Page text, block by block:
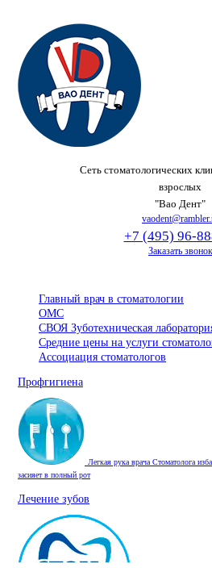
Сеть стоматологических
взрослых
"Вао Дент"
+7 (495) 96-
Заказать звонок
Главный врач в стоматологии
ОМС
СВОЯ Зуботехническая
Средние цены на услуги
Ассоциация стоматологов
Профгигиена
Легкая рука врача Стоматолога
засияет в полный рот
Лечение зубов